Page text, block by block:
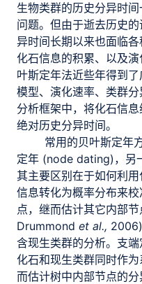
生物类群的历史分异时
问题。但由于逝去历史
异时间长期以来也面临各
化石信息的积累、以及
叶斯定年法近些年得到
模型、演化速率、类群
分析框架中，将化石信
绝对历史分异时间。
常用的贝叶斯定年方
定年 (node dating)，另
其主要区别在于如何利
信息转化为概率分布来
点，继而估计其它内部
Drummond et al.,
含现生类群的分析。支
化石和现生类群同时作
而估计树中内部节点的